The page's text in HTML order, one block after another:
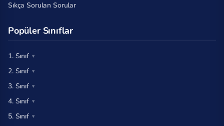
Sıkça Sorulan Sorular
Popüler Sınıflar
1. Sınıf
2. Sınıf
3. Sınıf
4. Sınıf
5. Sınıf